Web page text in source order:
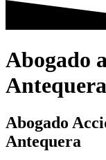
Abogado
Antequera
Abogado
Antequera